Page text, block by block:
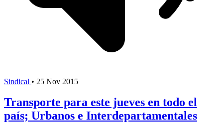
Sindical • 25 Nov 2015
Transporte para este jueves en todo el
país; Urbanos e Interdepartamentales